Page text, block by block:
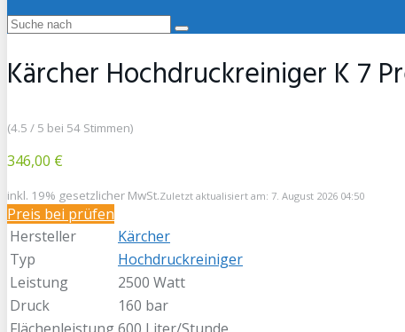
Kärcher Hochdruckreiniger K 7
(4.5 / 5 bei 54 Stimmen)
346,00 €
inkl. 19% gesetzlicher MwSt.Zuletzt aktualisiert am: 7. August 2026 04:50
Preis bei prüfen
Hersteller
Kärcher
Typ
Hochdruckreiniger
Leistung
2500 Watt
Druck
160 bar